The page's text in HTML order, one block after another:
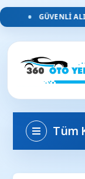
GÜVENLI
Tüm